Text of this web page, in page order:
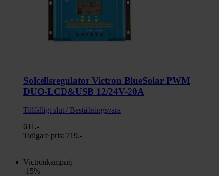
Solcellsregulator Victron BlueSolar PWM
DUO-LCD&USB 12/24V-20A
Tillfälligt slut / Beställningsvara
611,-
Tidigare pris: 719,-
Victronkampanj
-15%